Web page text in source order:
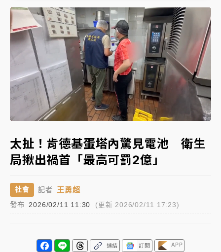
台東農業處長涉圖利渡假村！東檢抗告成功 今重開羈
押庭
父親節泡湯了！中颱白海豚雨彈轟3天 「紅到發紫」降
雨熱區曝
女律師陳昱瑄詐慈濟10億！黃金158kg遭查扣畫面曝光
中信慈善基金會想增加董事人數！辜仲諒向法院聲請遭
駁 理由曝光
周六起展出延長至晚上7時
台東農業處長涉圖利渡假村！東檢抗告成功 今重開羈
父親節泡湯了！中颱白海豚雨彈轟3天 「紅到發紫」降
雨熱區曝
▲
Unmute Loaded:
54.60%
太扯！肯德基蛋塔內驚見電池 衛生
局揪出禍首「最高可罰2億」
社會 記者 王勇超
發布 2026/02/11 11:30 (更新 2026/02/11 17:23)
連結 訂閱 APP